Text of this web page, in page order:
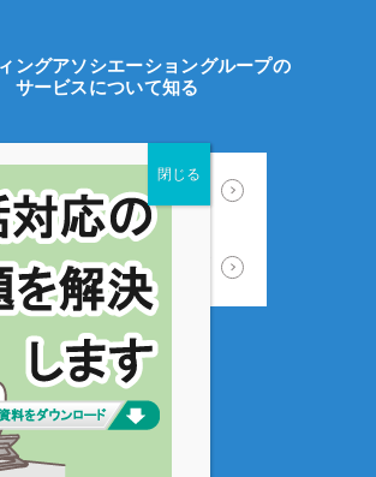
ングアソシエーショングループの
サービスについて知る
ECサイト制作
WEB広告運用
カスタマーサポート
受注処理業務
プライバシーポリシー